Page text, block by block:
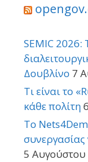
SEMIC 2026:
Δουβλίνο 7
Τι είναι το
κάθε πολίτη
Το
συνεργασίας
5 Αυγούστου